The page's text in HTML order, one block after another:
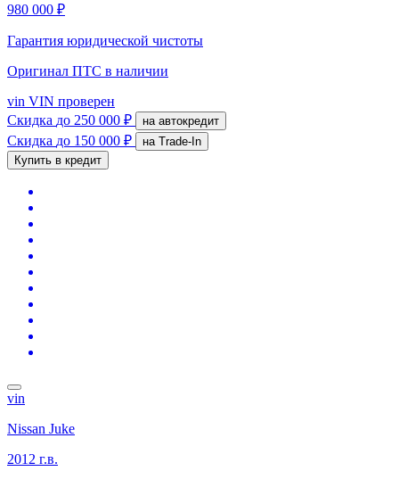
980 000 ₽
Гарантия юридической чистоты
Оригинал ПТС в наличии
vin VIN проверен
Скидка до 250 000 ₽ на автокредит
Скидка до 150 000 ₽
на Trade-In
Купить в кредит
vin
Nissan Juke
2012 г.в.